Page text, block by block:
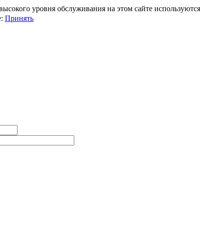
уровня обслуживания на этом сайте
Принять